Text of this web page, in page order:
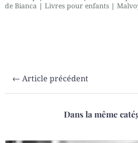
de Bianca | Livres pour enfants |
← Article précédent
Dans la même